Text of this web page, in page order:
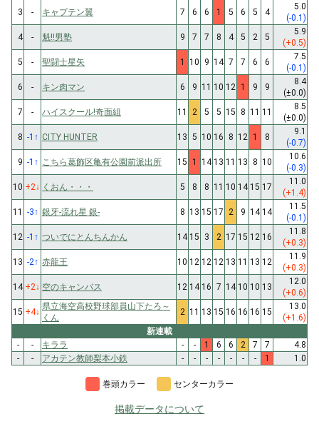
3
- キャプテン翼 7 6 6 1 5 6 5 4
5.0
(-0.1)
4
- 魁!!男塾 9 7 7 8 4 5 2 5
5.9
(+0.5)
5
- 聖闘士星矢 1 10 9 14 7 7 6 6
7.5
(-0.1)
6
- キン肉マン 6 9 11 10 12 1 9 9
8.4
(±0.0)
7
- ハイスクール!奇面組 11 2 5 5 15 8 11 11
8.5
(±0.0)
8 -1 ↑ CITY HUNTER 13 5 10 16 8 12 1 8
9.1
(-0.7)
9 -1 ↑ こちら葛飾区亀有公園前派出所 15 1 14 13 11 13 8 10
10.6
(-0.3)
10 +2↓ くおん・・・ 5 8 8 11 10 14 15 17
11.0
(+1.4)
11
-3↑ 銀牙-流れ星 銀- 8 13 15 17 2 9 14 14
11.5
(-0.1)
12 -1 ↑ ついでにとんちんかん 14 15 3 2 17 15 12 16
11.8
(+0.3)
13 -2↑ 赤龍王 10 12 12 12 13 11 13 12
11.9
(+0.3)
14 +2↓ 空のキャンバス 12 14 16 7 14 10 10 13
12.0
(+0.6)
15 +4↓
県立海空高校野球部員山下たろ～
くん
2 11 13 15 16 16 16 15
13.0
(+1.6)
新連載
-
- キララ - - 1 6 6 2 7 7
4.8
-
- アカテン教師梨本小鉄 - - - - - - - 1 1.0
巻頭カラー センターカラー
掲載データについて